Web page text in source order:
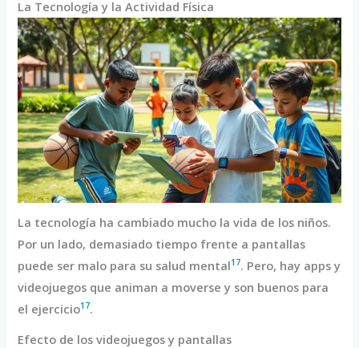
La Tecnología y la Actividad Física
La tecnología ha cambiado mucho la vida de los niños.
Por un lado, demasiado tiempo frente a pantallas
puede ser malo para su salud mental17. Pero, hay apps y
videojuegos que animan a moverse y son buenos para
el ejercicio17.
Efecto de los videojuegos y pantallas